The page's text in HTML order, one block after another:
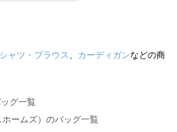
シャツ・ブラウス カーディガンなどの商
グ一覧
ームズ）のバッグ一覧